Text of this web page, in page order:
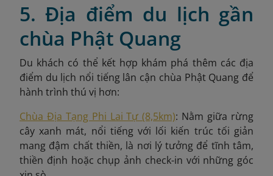
5. Địa điểm du lịch gần
chùa Phật Quang
Du khách có thể kết hợp khám phá thêm các địa
điểm du lịch nổi tiếng lân cận chùa Phật Quang để
hành trình thú vị hơn:
Chùa Địa Tạng Phi Lai Tự (8,5km): Nằm giữa rừng
cây xanh mát, nổi tiếng với lối kiến trúc tối giản
mang đậm chất thiền, là nơi lý tưởng để tĩnh tâm,
thiền định hoặc chụp ảnh check-in với những góc